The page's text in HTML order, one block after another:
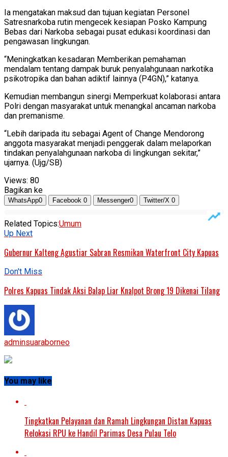
Ia mengatakan maksud dan tujuan kegiatan Personel
Satresnarkoba rutin mengecek kesiapan Posko Kampung
Bebas dari Narkoba sebagai pusat edukasi koordinasi dan
pengawasan lingkungan.
“Meningkatkan kesadaran Memberikan pemahaman
mendalam tentang dampak buruk penyalahgunaan narkotika
psikotropika dan bahan adiktif lainnya (P4GN),” katanya.
Kemudian membangun sinergi Memperkuat kolaborasi antara
Polri dengan masyarakat untuk menangkal ancaman narkoba
dan premanisme.
“Lebih daripada itu sebagai Agent of Change Mendorong
anggota masyarakat menjadi penggerak dalam melaporkan
tindakan penyalahgunaan narkoba di lingkungan sekitar,”
ujarnya. (Ujg/SB)
Views: 80
Bagikan ke
WhatsApp0 Facebook 0 Messenger0 Twitter/X 0
Related Topics:Umum
Up Next
Gubernur Kalteng Agustiar Sabran Resmikan Waterfront City Kapuas
Don't Miss
Polres Kapuas Tindak Aksi Balap Liar Knalpot Brong 19 Dikenai Tilang
adminsuaraborneo
You may like
Tingkatkan Pelayanan dan Ramah Lingkungan Distan Kapuas
Relokasi RPU ke Handil Parimas Desa Pulau Telo